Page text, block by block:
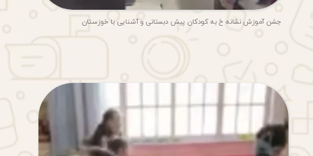
جشن آموزش نشانه خ به کودکان پیش دبستانی و آشنایی با خوزستان